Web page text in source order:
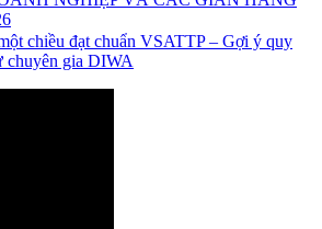
chiều đạt chuẩn VSATTP – Gợi ý quy
chuyên gia DIWA